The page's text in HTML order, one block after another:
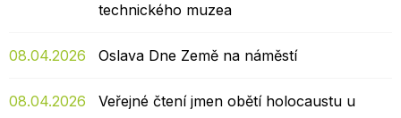
technického muzea
08.04.2026 Oslava Dne Země na náměstí
08.04.2026
Veřejné čtení jmen obětí holocaustu u